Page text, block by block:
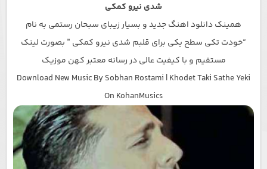
شدی نیرو کمکی
همینک دانلود اهنگ جدید و بسیار زیبای سبحان رستمی به نام
“خودت تکی سطح یکی برای قلبم شدی نیرو کمکی ” بصورت لینک
مستقیم و با کیفیت عالی در رسانه معتبر کهن موزیک
Download New Music By Sobhan Rostami | Khodet Taki Sathe Yeki
On KohanMusics